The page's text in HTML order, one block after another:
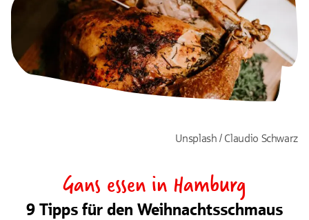
Unsplash / Claudio Schwarz
Gans essen in Hamburg
9 Tipps für den Weihnachtsschmaus